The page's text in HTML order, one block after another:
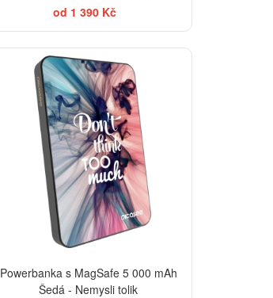
od 1 390 Kč
Powerbanka s MagSafe 5 000 mAh
Šedá - Nemysli tolik